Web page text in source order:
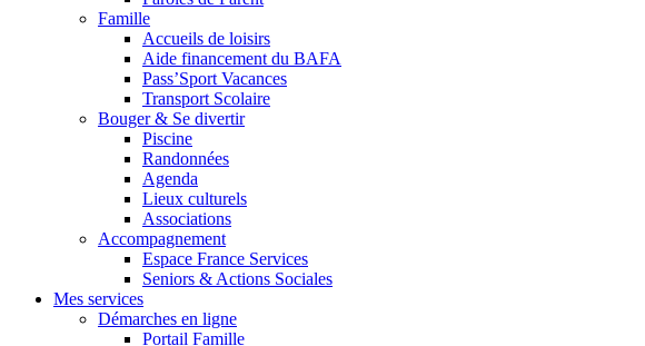
Famille
Accueils de loisirs
Aide financement du BAFA
Pass’Sport Vacances
Transport Scolaire
Bouger & Se divertir
Piscine
Randonnées
Agenda
Lieux culturels
Associations
Accompagnement
Espace France Services
Seniors & Actions Sociales
Mes services
Démarches en ligne
Portail Famille